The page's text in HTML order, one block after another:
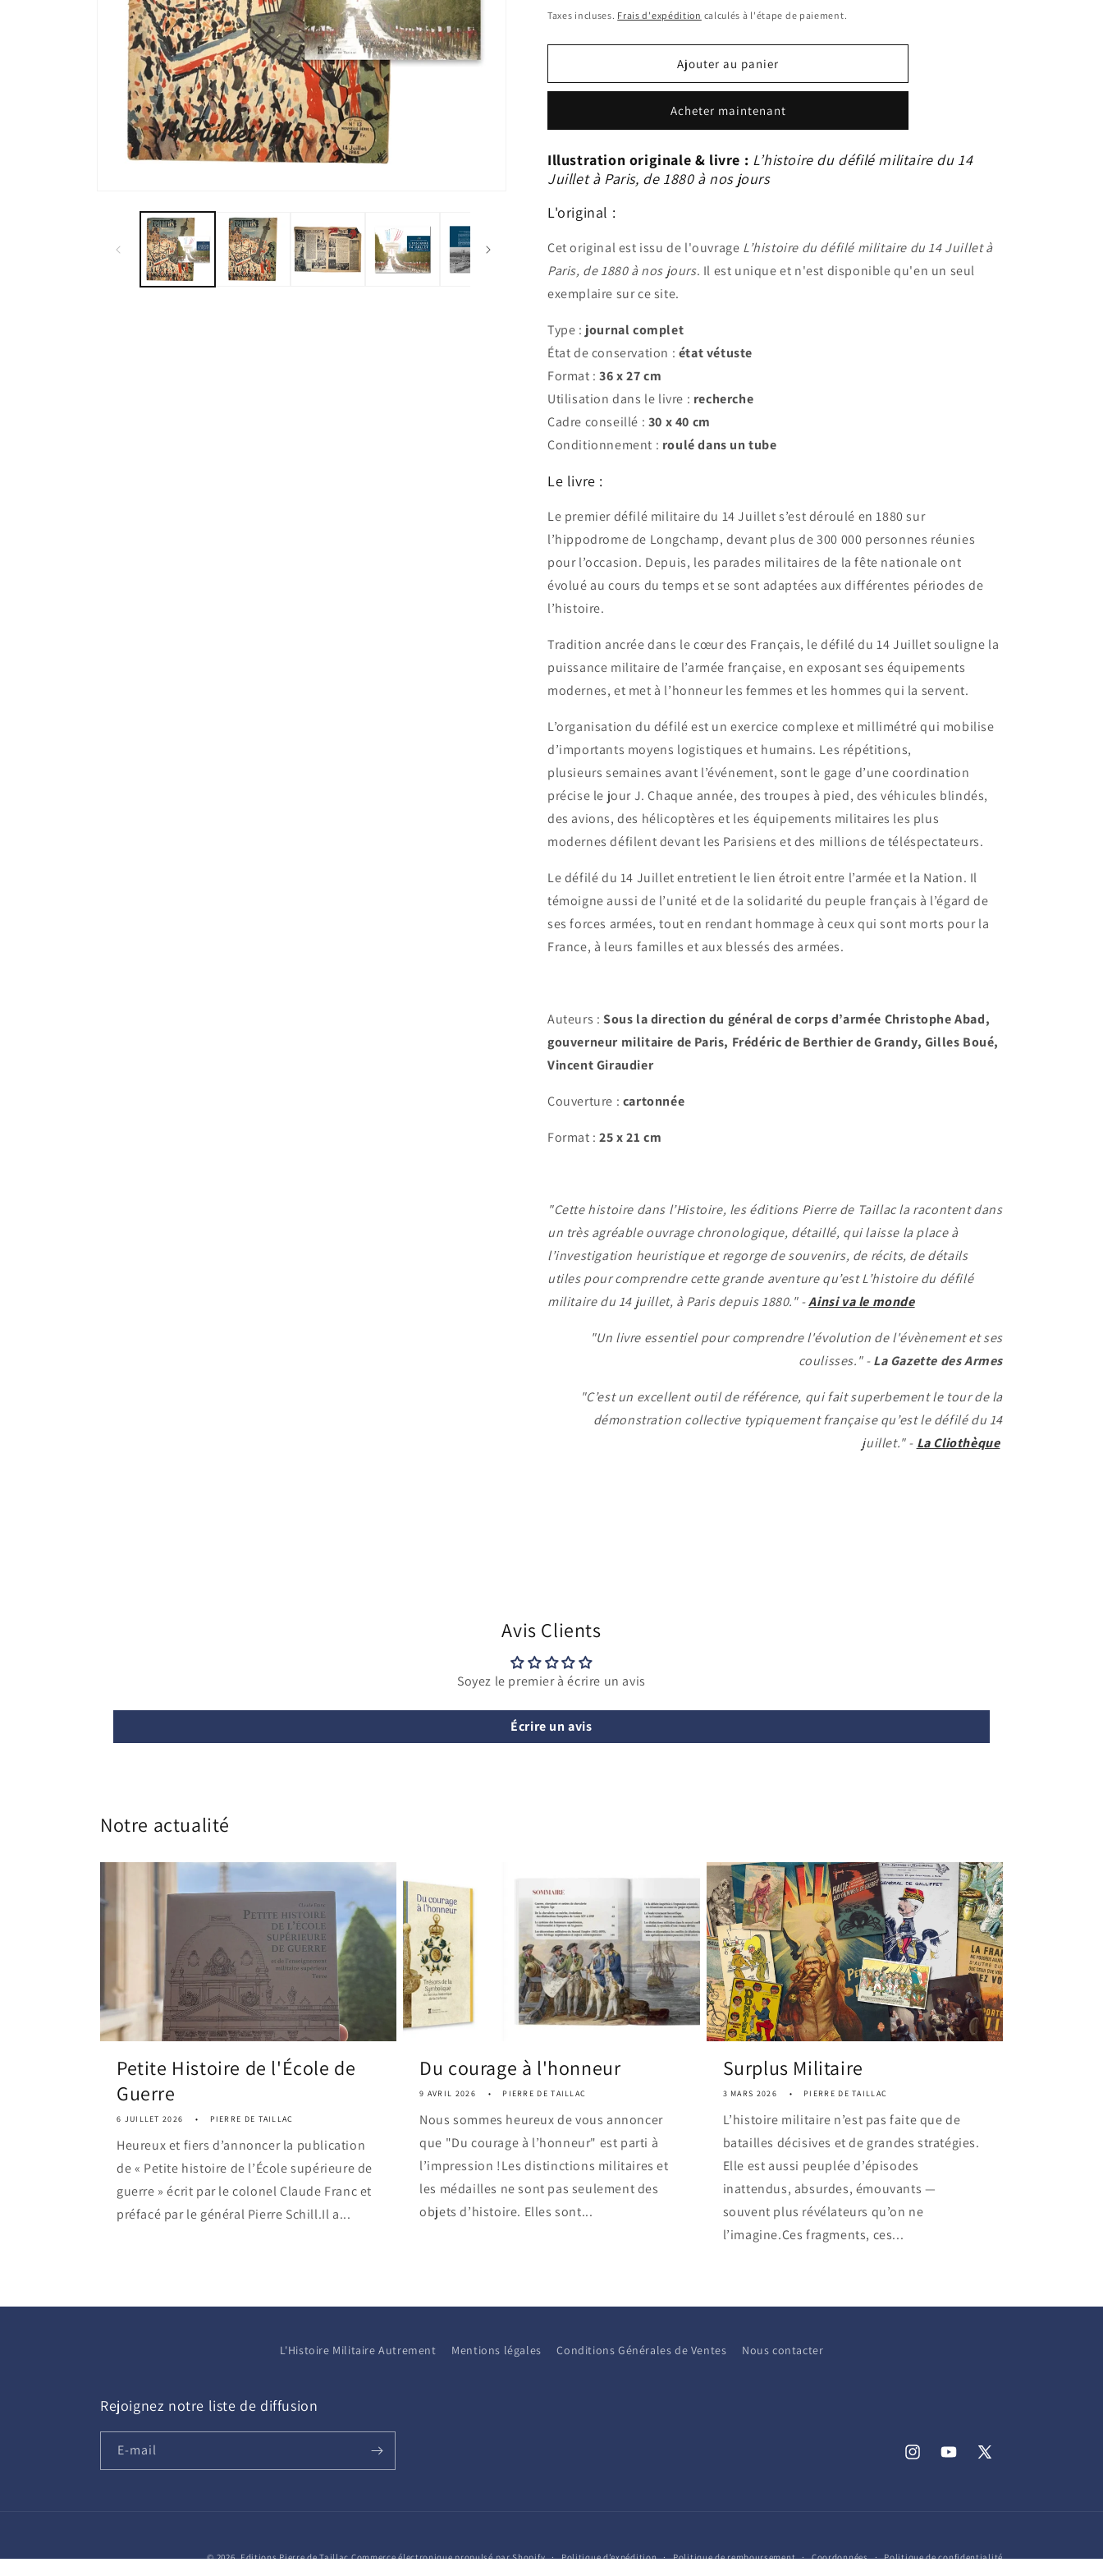
habituel
Taxes incluses. Frais d'expédition calculés à l'étape de paiement.
Ajouter au panier
Acheter maintenant
Illustration originale & livre : L’histoire du défilé militaire du 14
Juillet à Paris, de 1880 à nos jours
L'original :
Cet original est issu de l'ouvrage L’histoire du défilé militaire du 14 Juillet à
Paris, de 1880 à nos jours. Il est unique et n'est disponible qu'en un seul
exemplaire sur ce site.
Type : journal complet
État de conservation : état vétuste
Format :36 x 27 cm
Utilisation dans le livre : recherche
Cadre conseillé : 30 x 40 cm
Conditionnement : roulé dans un tube
Le livre :
Le premier défilé militaire du 14 Juillet s’est déroulé en 1880 sur
l’hippodrome de Longchamp, devant plus de 300 000 personnes réunies
pour l’occasion. Depuis, les parades militaires de la fête nationale ont
évolué au cours du temps et se sont adaptées aux différentes périodes de
l’histoire.
Tradition ancrée dans le cœur des Français, le défilé du 14 Juillet souligne la
puissance militaire de l’armée française, en exposant ses équipements
modernes, et met à l’honneur les femmes et les hommes qui la servent.
L’organisation du défilé est un exercice complexe et millimétré qui mobilise
d’importants moyens logistiques et humains. Les répétitions,
plusieurs semaines avant l’événement, sont le gage d’une coordination
précise le jour J. Chaque année, des troupes à pied, des véhicules blindés,
des avions, des hélicoptères et les équipements militaires les plus
modernes défilent devant les Parisiens et des millions de téléspectateurs.
Le défilé du 14 Juillet entretient le lien étroit entre l’armée et la Nation. Il
témoigne aussi de l’unité et de la solidarité du peuple français à l’égard de
ses forces armées, tout en rendant hommage à ceux qui sont morts pour la
France, à leurs familles et aux blessés des armées.
Auteurs : Sous la direction du général de corps d’armée Christophe Abad,
gouverneur militaire de Paris, Frédéric de Berthier de Grandy, Gilles Boué,
Vincent Giraudier
Couverture : cartonnée
Format : 25 x 21 cm
"Cette histoire dans l’Histoire, les éditions Pierre de Taillac la racontent dans
un très agréable ouvrage chronologique, détaillé, qui laisse la place à
l’investigation heuristique et regorge de souvenirs, de récits, de détails
utiles pour comprendre cette grande aventure qu’est L’histoire du défilé
militaire du 14 juillet, à Paris depuis 1880." -Ainsi va le monde
"Un livre essentiel pour comprendre l'évolution de l'évènement et ses
coulisses." -La Gazette des Armes
"C’est un excellent outil de référence, qui fait superbement le tour de la
démonstration collective typiquement française qu’est le défilé du 14
juillet." - La Cliothèque
Avis Clients
Soyez le premier à écrire un avis
Écrire un avis
Notre actualité
Petite Histoire de l'École de
Guerre
6 JUILLET 2026 PIERRE DE TAILLAC
Heureux et fiers d’annoncer la publication
de « Petite histoire de l’École supérieure de
guerre » écrit par le colonel Claude Franc et
préfacé par le général Pierre Schill.Il a...
Du courage à l'honneur
9 AVRIL 2026 PIERRE DE TAILLAC
Nous sommes heureux de vous annoncer
que "Du courage à l’honneur" est parti à
l’impression !Les distinctions militaires et
les médailles ne sont pas seulement des
objets d’histoire. Elles sont...
Surplus Militaire
3 MARS 2026 PIERRE DE TAILLAC
L’histoire militaire n’est pas faite que de
batailles décisives et de grandes stratégies.
Elle est aussi peuplée d’épisodes
inattendus, absurdes, émouvants —
souvent plus révélateurs qu’on ne
l’imagine.Ces fragments, ces...
L'Histoire Militaire Autrement Mentions légales Conditions Générales de Ventes Nous contacter
Rejoignez notre liste de diffusion
E-mail
InstagramYouTube
X
© 2026,Editions Pierre de TaillacCommerce électronique propulsé par Shopify Politique d’expédition Politique de remboursement Coordonnées
Politique de confidentialité